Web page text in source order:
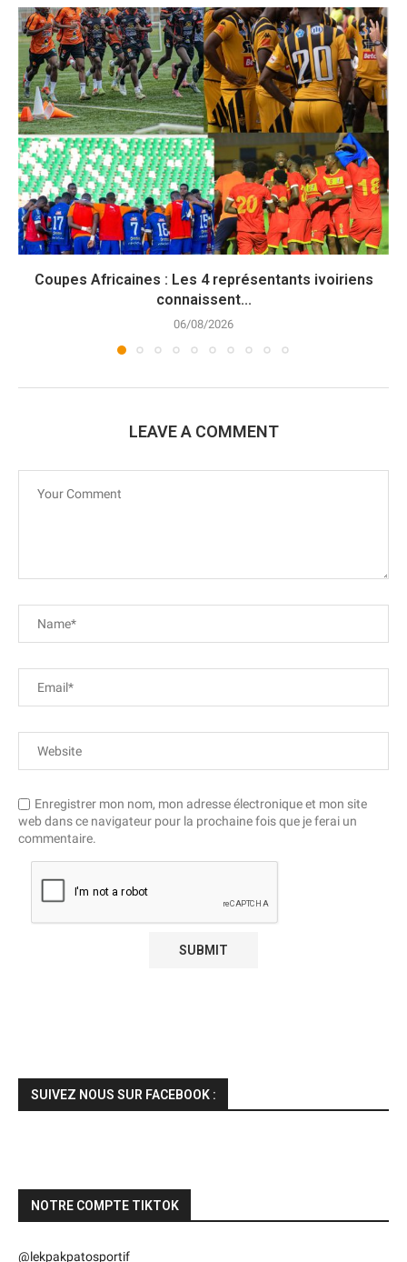
Coupes Africaines : Les 4 représentants ivoiriens
connaissent...
06/08/2026
LEAVE A COMMENT
Enregistrer mon nom, mon adresse électronique et mon site
web dans ce navigateur pour la prochaine fois que je ferai un
commentaire.
SUIVEZ NOUS SUR FACEBOOK :
NOTRE COMPTE TIKTOK
@lekpakpatosportif